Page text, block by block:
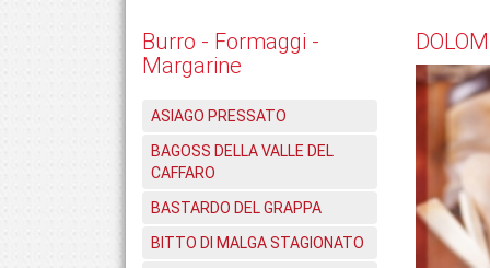
Burro - Formaggi -
Margarine
ASIAGO PRESSATO
BAGOSS DELLA VALLE DEL
CAFFARO
BASTARDO DEL GRAPPA
BITTO DI MALGA STAGIONATO